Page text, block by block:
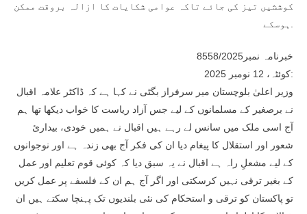
کوششیں تیز کی جائے تاکہ عوامی شکایات کا ازالہ بروقت ممکن
خبرنامہ نمبر8558/2025
کوئٹہ، 12 نومبر 2025:
وزیر اعلیٰ بلوچستان میر سرفراز بگٹی نے کہا ہے کہ ڈاکٹر علامہ اقبال
نے برصغیر کے مسلمانوں کے لیے جس آزاد ریاست کا خواب دیکھا تھا ہم
آج اسی ملک میں سانس لے رہے ہیں اقبال نے ہمیں خودی، بیداریٔ
شعور اور استقلال کا پیغام دیا ان کی فکر آج بھی زندہ ہے اور نوجوانوں
کے لیے مشعلِ راہ ہے اقبال نے یہ سبق دیا کہ کوئی قوم تعلیم اور عمل
کے بغیر ترقی نہیں کرسکتی اور اگر آج ہم ان کے فلسفے پر عمل کریں
تو پاکستان کو ترقی و استحکام کی نئی بلندیوں تک پہنچا سکتے ہیں ان